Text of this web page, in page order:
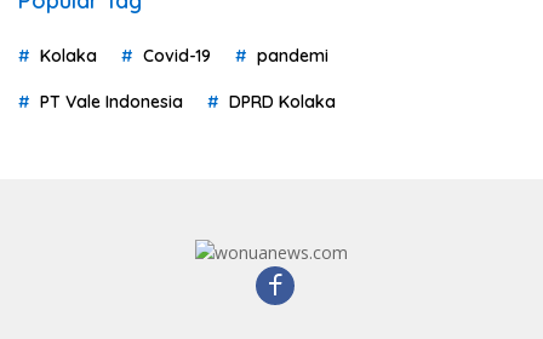
Kolaka Covid-19 pandemi
PT Vale Indonesia DPRD Kolaka